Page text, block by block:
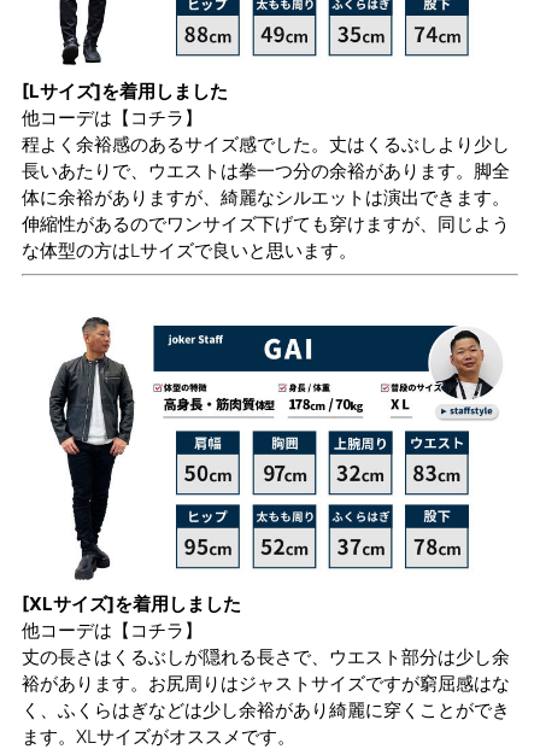
[Lサイズ]を着用しました
他コーデは 【コチラ】
程よく余裕感のあるサイズ感でした。丈はくるぶしより少し
長いあたりで、ウエストは拳一つ分の余裕があります。脚全
体に余裕がありますが、綺麗なシルエットは演出できます。
伸縮性があるのでワンサイズ下げても穿けますが、同じよう
な体型の方はLサイズで良いと思います。
[XLサイズ]を着用しました
他コーデは 【コチラ】
丈の長さはくるぶしが隠れる長さで、ウエスト部分は少し余
裕があります。お尻周りはジャストサイズですが窮屈感はな
く、ふくらはぎなどは少し余裕があり綺麗に穿くことができ
ます。XLサイズがオススメです。